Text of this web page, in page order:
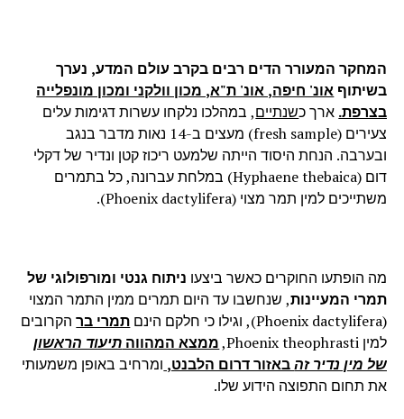
המחקר המעורר הדים רבים בקרב עולם המדע, נערך
בשיתוף אונ' חיפה, אונ' ת"א, מכון וולקני ומכון מונפלייה
בצרפת. ארך כשנתיים, במהלכו נלקחו עשרות דגימות עלים
צעירים (fresh sample
) מעצים ב-14 נאות מדבר בנגב
ובערבה. הנחת היסוד הייתה שלמעט ריכוז קטן ונדיר של דקלי
דום (Hyphaene thebaica) במלחת עברונה, כל בתמרים
משתייכים למין תמר מצוי ((Phoenix dactylifera
.
מה הופתעו החוקרים כאשר ביצעו ניתוח גנטי ומורפולוגי של
תמרי המעיינות, שנחשבו עד היום תמרים ממין התמר המצוי
(Phoenix dactylifera), וגילו כי חלקם הינם תמרי ברהקרובים
למין Phoenix theophrasti
,ממצא המהווה תיעוד הראשון
של מין נדיר זהבאזור דרום הלבנט, ומרחיב באופן משמעותי
את תחום התפוצה הידוע שלו.